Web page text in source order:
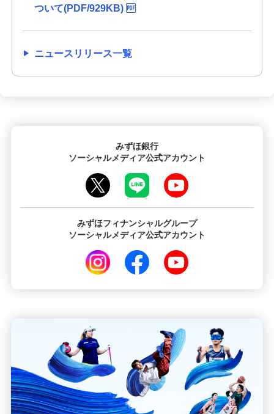
ついて(PDF/929KB)
ニュースリリース一覧
みずほ銀行
ソーシャルメディア公式アカウント
みずほフィナンシャルグループ
ソーシャルメディア公式アカウント